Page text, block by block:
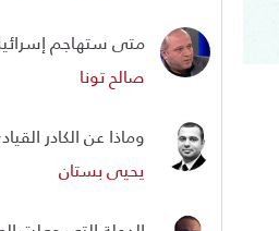
متى ستهاجم
صالح تونا
وماذا عن الكادر
يحيى بستان